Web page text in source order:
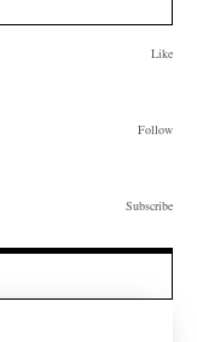
Like
Follow
Subscribe